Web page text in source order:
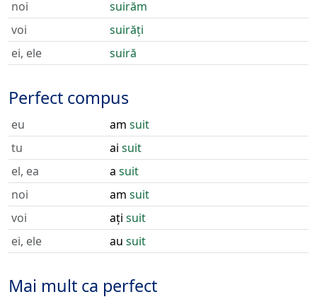
noi
suirăm
voi
suirăți
ei, ele
suiră
Perfect compus
eu am suit
tu
ai suit
el, ea
a suit
noi
am suit
voi
ați suit
ei, ele
au suit
Mai mult ca perfect